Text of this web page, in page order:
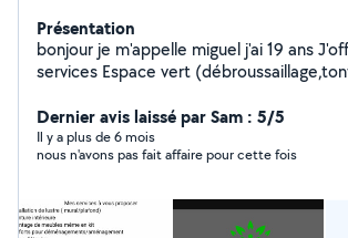
Présentation
bonjour je m'appelle miguel j'ai 19 ans J'offre mes
services Espace vert (débroussaillage,tonte, jardinage)
ect... Si besoin venez me contacter je
vos questions Mets tarif son raisonnable Je suis a votre
entière disposition
Dernier avis laissé par Sam : 5/5
Il y a plus de 6 mois
nous n'avons pas fait affaire pour cette fois